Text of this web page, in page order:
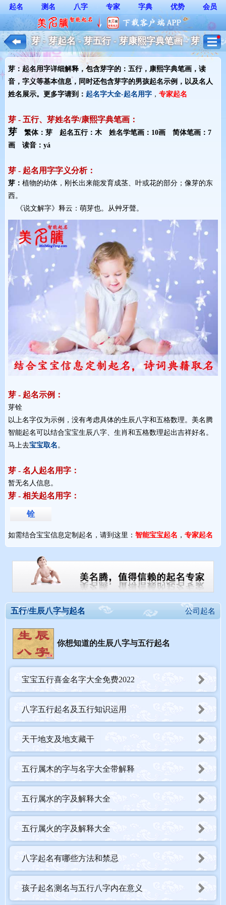
起名 测名 八字 专家 字典 优势 会员
芽 - 芽起名 - 芽五行 - 芽康熙字典笔画 - 芽
起名用字解释 - 男孩起名
芽：起名用字详细解释，包含芽字的：五行，康熙字典笔画，读
音，字义等基本信息，同时还包含芽字的男孩起名示例，以及名人
姓名展示。更多字请到： 起名字大全-起名用字 ， 专家起名
芽 - 五行、芽姓名学/康熙字典笔画：
芽 繁体：芽 起名五行：木 姓名学笔画：10画 简体笔画：7
画 读音：yá
芽 - 起名用字字义分析：
芽： 植物的幼体，刚长出来能发育成茎、叶或花的部分；像芽的东
西。
《说文解字》释云：萌芽也。从艸牙聲。
芽 - 起名示例：
芽铨
以上名字仅为示例，没有考虑具体的生辰八字和五格数理。美名腾
智能起名可以结合宝宝生辰八字、生肖和五格数理起出吉祥好名。
马上去宝宝取名。
芽 - 名人起名用字：
暂无名人信息。
芽 - 相关起名用字：
铨
如需结合宝宝信息定制起名，请到这里： 智能宝宝起名 ， 专家起名
公司起名
五行/生辰八字与起名
你想知道的生辰八字与五行起名
宝宝五行喜金名字大全免费2022
八字五行起名及五行知识运用
天干地支及地支藏干
五行属木的字与名字大全带解释
五行属水的字及解释大全
五行属火的字及解释大全
八字起名有哪些方法和禁忌
孩子起名测名与五行八字内在意义